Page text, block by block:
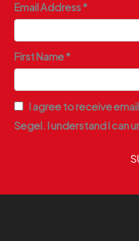
Email Address *
First Name *
I agree to receive
Segel. I understand I can